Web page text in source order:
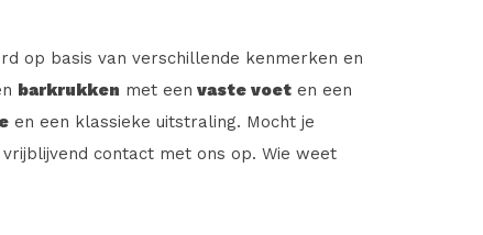
op basis van verschillende kenmerken en
barkrukken met een vaste voet en een
en een klassieke uitstraling. Mocht je
contact met ons op. Wie weet